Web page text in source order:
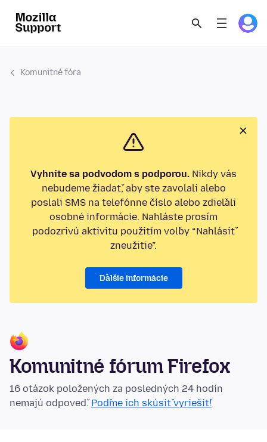
Komunitné fóra
Vyhnite sa podvodom s podporou. Nikdy vás
nebudeme žiadať, aby ste zavolali alebo
poslali SMS na telefónne číslo alebo zdieľali
osobné informácie. Nahláste prosím
podozrivú aktivitu použitím voľby “Nahlásiť
zneužitie”.
Ďalšie informácie
Komunitné fórum Firefox
16 otázok položených za posledných 24 hodín
nemajú odpoveď.Poďme ich skúsiť vyriešiť!